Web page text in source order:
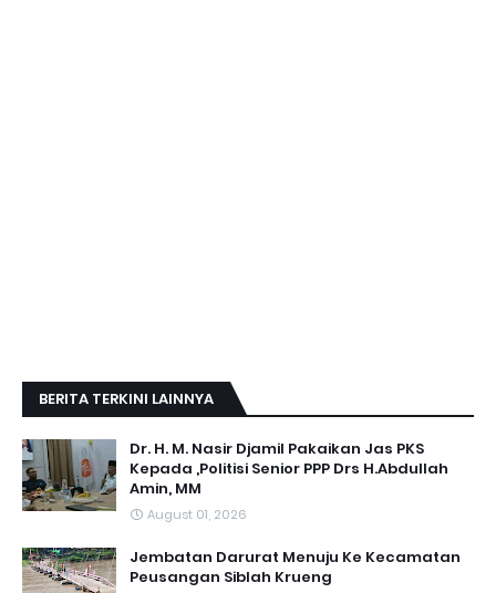
BERITA TERKINI LAINNYA
Dr. H. M. Nasir Djamil Pakaikan Jas PKS
Kepada ,Politisi Senior PPP Drs H.Abdullah
Amin, MM
August 01, 2026
Jembatan Darurat Menuju Ke Kecamatan
Peusangan Siblah Krueng